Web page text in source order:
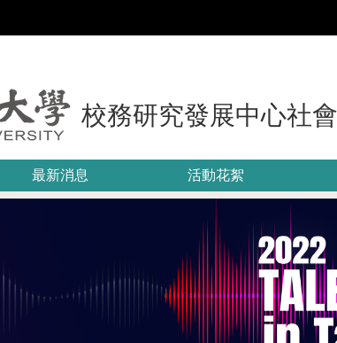
校務研究發展中心社
最新消息 活動花絮